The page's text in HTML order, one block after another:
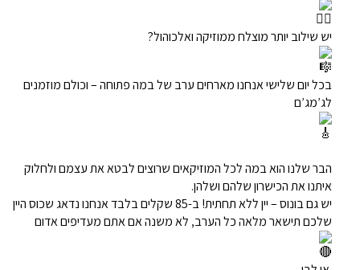
יש שילוב יותר מוצלח ממוזיקה ואלכוהול?
בכל יום שלישי אנחנו מארחים ערב של במה פתוחה – וכולם מוזמנים
לג’מג’ם
הבר שלנו הוא במה לכל המוזיקאים שרוצים לבטא את עצמם ולחלוק
איתנו את הכישרון שלהם ושלהן.
יש גם בונוס – יין ללא תחתית! ב-85 שקלים בלבד אנחנו נדאג שכוס היין
שלכם תישאר מלאה כל הערב, לא משנה אם אתם מעדיפים אדום